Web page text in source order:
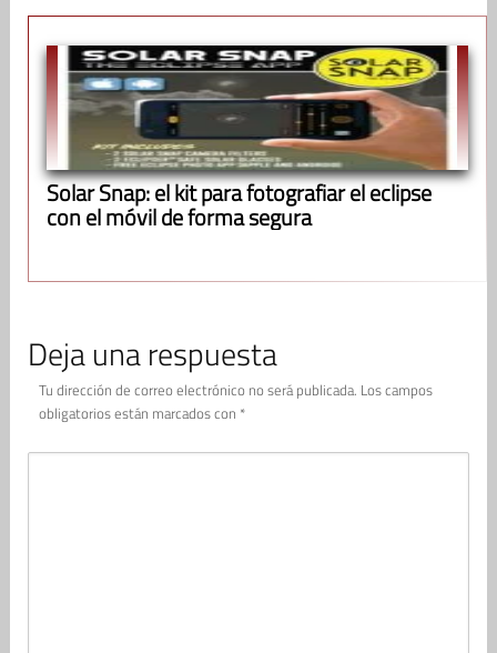
Solar Snap: el kit para fotografiar el eclipse
con el móvil de forma segura
Deja una respuesta
Tu dirección de correo electrónico no será publicada. Los campos
obligatorios están marcados con *